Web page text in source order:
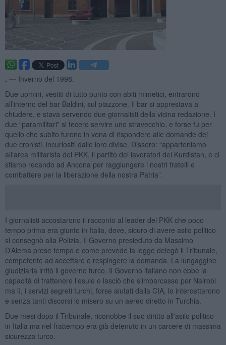
. — Inverno del 1998.
Due uomini, vestiti di tutto punto con abiti mimetici, entrarono
all’interno del bar Baldini, sul piazzone. Il bar si apprestava a
chiudere, e stava servendo due giornalisti della vicina redazione. I
due “paramilitari” si fecero servire uno stravecchio, e forse fu per
quello che subito furono in vena di rispondere alle domande dei
due cronisti, incuriositi dalle loro divise. Dissero: “apparteniamo
all’area militarista del PKK, il partito dei lavoratori del Kurdistan, e ci
stiamo recando ad Ancona per raggiungere i nostri fratelli e
combattere per la liberazione della nostra Patria”.
I giornalisti accostarono il racconto al leader del PKK che poco
tempo prima era giunto in Italia, dove, sicuro di avere asilo politico
si consegnò alla Polizia. Il Governo presieduto da Massimo
D’Alema prese tempo e come prevede la legge delegò il Tribunale,
competente ad accettare o respingere la domanda. La lungaggine
giudiziaria irritò il governo turco. Il Governo italiano non ebbe la
capacità di trattenere l’esule e lasciò che s’imbarcasse per Nairobi
ma lì, i servizi segreti turchi, forse aiutati dalla CIA, lo intercettarono
e senza tanti discorsi lo misero su un aereo diretto in Turchia.
Due mesi dopo il Tribunale, riconobbe il suo diritto all'asilo politico
in Italia ma nel frattempo era già detenuto in un carcere di massima
sicurezza turco.